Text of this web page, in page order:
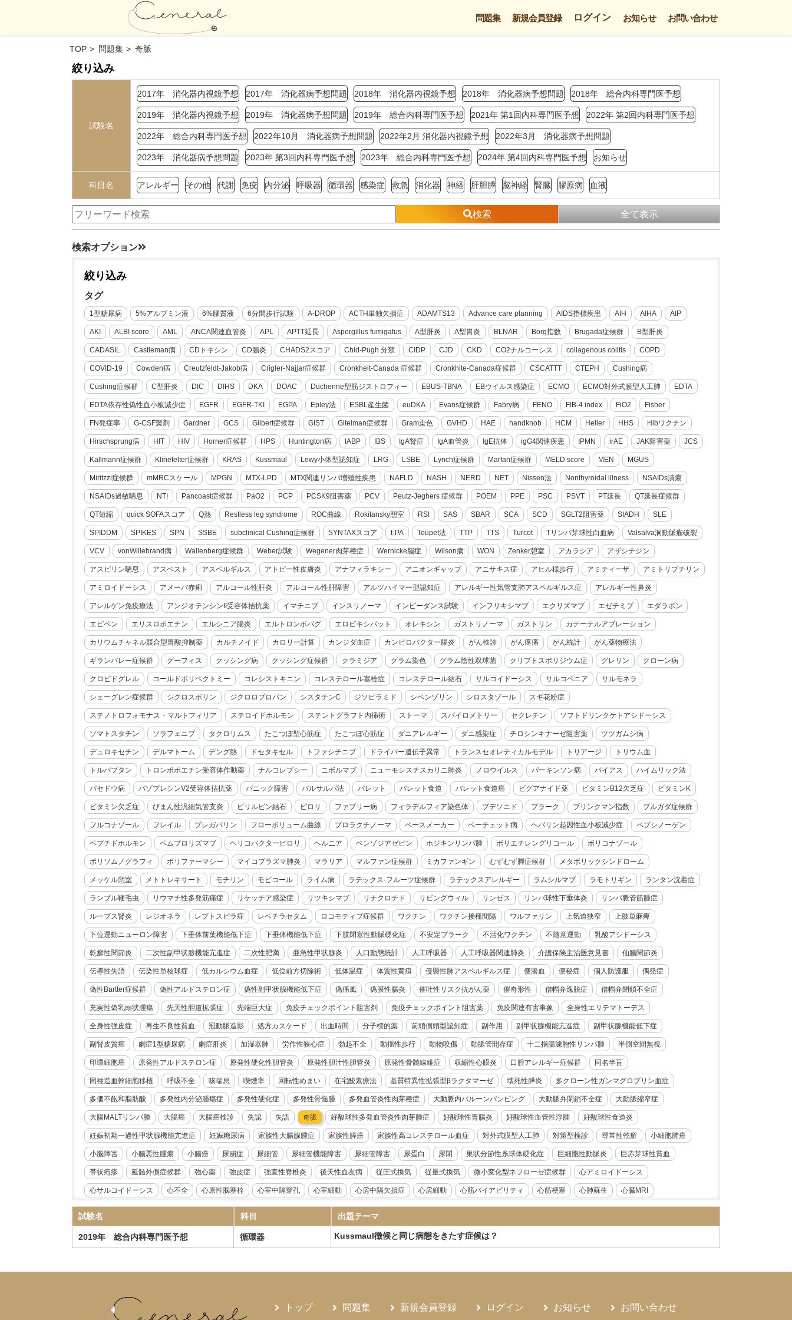
問題集 新規会員登録 ログイン お知らせ お問い合わせ
TOP 問題集 奇脈
絞り込み
試験名
2017年 消化器内視鏡予想 2017年 消化器病予想問題 2018年 消化器内視鏡予想 2018年 消化器病予想問題 2018年 総合内科専門医予想
2019年 消化器内視鏡予想 2019年 消化器病予想問題 2019年 総合内科専門医予想 2021年 第1回内科専門医予想 2022年 第2回内科専門医予想
2022年 総合内科専門医予想 2022年10月 消化器病予想問題 2022年2月 消化器内視鏡予想 2022年3月 消化器病予想問題
2023年 消化器病予想問題 2023年 第3回内科専門医予想 2023年 総合内科専門医予想 2024年 第4回内科専門医予想 お知らせ
科目名 アレルギー その他 代謝 免疫 内分泌 呼吸器 循環器 感染症 救急 消化器 神経 肝胆膵 脳神経 腎臓 膠原病 血液
検索 全て表示
検索オプション
絞り込み
タグ
1型糖尿病 5%アルブミン液 6%膠質液 6分間歩行試験 A-DROP ACTH単独欠損症 ADAMTS13 Advance care planning AIDS指標疾患 AIH AIHA AIP
AKI ALBI score AML ANCA関連血管炎 APL APTT延長 Aspergillus fumigatus A型肝炎 A型胃炎 BLNAR Borg指数 Brugada症候群 B型肝炎
CADASIL Castleman病 CDトキシン CD腸炎 CHADS2スコア Chid-Pugh 分類 CIDP CJD CKD CO2ナルコーシス collagenous colitis COPD
COVID-19 Cowden病 Creutzfeldt-Jakob病 Crigler-Najjar症候群 Cronkheit-Canada 症候群 Cronkhite-Canada症候群 CSCATTT CTEPH Cushing病
Cushing症候群 C型肝炎 DIC DIHS DKA DOAC Duchenne型筋ジストロフィー EBUS-TBNA EBウイルス感染症 ECMO ECMO対外式膜型人工肺 EDTA
EDTA依存性偽性血小板減少症 EGFR EGFR-TKI EGPA Epley法 ESBL産生菌 euDKA Evans症候群 Fabry病 FENO FIB-4 index FiO2 Fisher
FN発症率 G-CSF製剤 Gardner GCS Gilbert症候群 GIST Gitelman症候群 Gram染色 GVHD HAE handknob HCM Heller HHS Hibワクチン
Hirschsprung病 HIT HIV Horner症候群 HPS Huntington病 IABP IBS IgA腎症 IgA血管炎 IgE抗体 igG4関連疾患 IPMN irAE JAK阻害薬 JCS
Kallmann症候群 Klinefelter症候群 KRAS Kussmaul Lewy小体型認知症 LRG LSBE Lynch症候群 Marfan症候群 MELD score MEN MGUS
Miritzzi症候群 mMRCスケール MPGN MTX-LPD MTX関連リンパ増殖性疾患 NAFLD NASH NERD NET Nissen法 Nonthyroidal illness NSAIDs潰瘍
NSAIDs過敏喘息 NTI Pancoast症候群 PaO2 PCP PCSK9阻害薬 PCV Peutz-Jeghers 症候群 POEM PPE PSC PSVT PT延長 QT延長症候群
QT短縮 quick SOFAスコア Q熱 Restless leg syndrome ROC曲線 Rokitansky憩室 RSI SAS SBAR SCA SCD SGLT2阻害薬 SIADH SLE
SPIDDM SPIKES SPN SSBE subclinical Cushing症候群 SYNTAXスコア t-PA Toupet法 TTP TTS Turcot Tリンパ芽球性白血病 Valsalva洞動脈瘤破裂
VCV vonWillebrand病 Wallenberg症候群 Weber試験 Wegener肉芽種症 Wernicke脳症 Wilson病 WON Zenker憩室 アカラシア アザシチジン
アスピリン喘息 アスベスト アスペルギルス アトピー性皮膚炎 アナフィラキシー アニオンギャップ アニサキス症 アヒル様歩行 アミティーザ アミトリプチリン
アミロイドーシス アメーバ赤痢 アルコール性肝炎 アルコール性肝障害 アルツハイマー型認知症 アレルギー性気管支肺アスペルギルス症 アレルギー性鼻炎
アレルゲン免疫療法 アンジオテンシンII受容体拮抗薬 イマチニブ インスリノーマ インピーダンス試験 インフリキシマブ エクリズマブ エゼチミブ エダラボン
エピペン エリスロポエチン エルシニア腸炎 エルトロンボパグ エロビキシバット オレキシン ガストリノーマ ガストリン カテーテルアブレーション
カリウムチャネル競合型胃酸抑制薬 カルチノイド カロリー計算 カンジダ血症 カンピロバクター腸炎 がん検診 がん疼痛 がん統計 がん薬物療法
ギランバレー症候群 グーフィス クッシング病 クッシング症候群 クラミジア グラム染色 グラム陰性双球菌 クリプトスポリジウム症 グレリン クローン病
クロピドグレル コールドポリペクトミー コレシストキニン コレステロール塞栓症 コレステロール結石 サルコイドーシス サルコペニア サルモネラ
シェーグレン症候群 シクロスポリン ジクロロプロパン シスタチンC ジソピラミド シベンゾリン シロスタゾール スギ花粉症
ステノトロフォモナス・マルトフィリア ステロイドホルモン ステントグラフト内挿術 ストーマ スパイロメトリー セクレチン ソフトドリンクケトアシドーシス
ソマトスタチン ソラフェニブ タクロリムス たこつぼ型心筋症 たこつぼ心筋症 ダニアレルギー ダニ感染症 チロシンキナーゼ阻害薬 ツツガムシ病
デュロキセチン デルマトーム デング熱 ドセタキセル トファシチニブ ドライバー遺伝子異常 トランスセオレティカルモデル トリアージ トリウム血
トルバプタン トロンボポエチン受容体作動薬 ナルコレプシー ニボルマブ ニューモシスチスカリニ肺炎 ノロウイルス パーキンソン病 バイアス ハイムリック法
バセドウ病 バゾプレシンV2受容体拮抗薬 パニック障害 バルサルバ法 バレット バレット食道 バレット食道癌 ビグアナイド薬 ビタミンB12欠乏症 ビタミンK
ビタミン欠乏症 びまん性汎細気管支炎 ビリルビン結石 ピロリ ファブリー病 フィラデルフィア染色体 ブデソニド プラーク ブリンクマン指数 ブルガダ症候群
フルコナゾール フレイル プレガバリン フローボリューム曲線 プロラクチノーマ ペースメーカー ベーチェット病 ヘパリン起因性血小板減少症 ペプシノーゲン
ペプチドホルモン ペムブロリズマブ ヘリコバクターピロリ ヘルニア ベンゾジアゼピン ホジキンリンパ腫 ポリエチレングリコール ボリコナゾール
ポリソムノグラフィ ポリファーマシー マイコプラズマ肺炎 マラリア マルファン症候群 ミカファンギン むずむず脚症候群 メタボリックシンドローム
メッケル憩室 メトトレキサート モチリン モビコール ライム病 ラテックス-フルーツ症候群 ラテックスアレルギー ラムシルマブ ラモトリギン ランタン沈着症
ランブル鞭毛虫 リウマチ性多発筋痛症 リケッチア感染症 リツキシマブ リナクロチド リビングウィル リンゼス リンパ球性下垂体炎 リンパ脈管筋腫症
ループス腎炎 レジオネラ レプトスピラ症 レベチラセタム ロコモティブ症候群 ワクチン ワクチン接種間隔 ワルファリン 上気道狭窄 上肢単麻痺
下位運動ニューロン障害 下垂体前葉機能低下症 下垂体機能低下症 下肢閉塞性動脈硬化症 不安定プラーク 不活化ワクチン 不随意運動 乳酸アシドーシス
乾癬性関節炎 二次性副甲状腺機能亢進症 二次性肥満 亜急性甲状腺炎 人口動態統計 人工呼吸器 人工呼吸器関連肺炎 介護保険主治医意見書 仙腸関節炎
伝導性失語 伝染性単核球症 低カルシウム血症 低位前方切除術 低体温症 体質性黄疸 侵襲性肺アスペルギルス症 便潜血 便秘症 個人防護服 偶発症
偽性Bartter症候群 偽性アルドステロン症 偽性副甲状腺機能低下症 偽痛風 偽膜性腸炎 催吐性リスク抗がん薬 催奇形性 僧帽弁逸脱症 僧帽弁閉鎖不全症
充実性偽乳頭状腫瘍 先天性胆道拡張症 先端巨大症 免疫チェックポイント阻害剤 免疫チェックポイント阻害薬 免疫関連有害事象 全身性エリテマトーデス
全身性強皮症 再生不良性貧血 冠動脈造影 処方カスケード 出血時間 分子標的薬 前頭側頭型認知症 副作用 副甲状腺機能亢進症 副甲状腺機能低下症
副腎皮質癌 劇症1型糖尿病 劇症肝炎 加湿器肺 労作性狭心症 勃起不全 動揺性歩行 動物咬傷 動脈管開存症 十二指腸濾胞性リンパ腫 半側空間無視
印環細胞癌 原発性アルドステロン症 原発性硬化性胆管炎 原発性胆汁性胆管炎 原発性骨髄線維症 収縮性心膜炎 口腔アレルギー症候群​​ 同名半盲
同種造血幹細胞移植 呼吸不全 咳喘息 喫煙率 回転性めまい 在宅酸素療法 基質特異性拡張型βラクタマーゼ 壊死性膵炎 多クローン性ガンマグロブリン血症
多価不飽和脂肪酸 多発性内分泌腫瘍症 多発性硬化症 多発性骨髄腫 多発血管炎性肉芽種症 大動脈内バルーンパンピング 大動脈弁閉鎖不全症 大動脈縮窄症
大腸MALTリンパ腫 大腸癌 大腸癌検診 失認 失語 奇脈 好酸球性多発血管炎性肉芽腫症 好酸球性胃腸炎 好酸球性血管性浮腫 好酸球性食道炎
妊娠初期一過性甲状腺機能亢進症 妊娠糖尿病 家族性大腸腺腫症 家族性膵癌 家族性高コレステロール血症 対外式膜型人工肺 対策型検診 尋常性乾癬 小細胞肺癌
小脳障害 小腸悪性腫瘍 小腸癌 尿崩症 尿細管 尿細管機能障害 尿細管障害 尿蛋白 尿閉 巣状分節性糸球体硬化症 巨細胞性動脈炎 巨赤芽球性貧血
帯状疱疹 延髄外側症候群 強心薬 強皮症 強直性脊椎炎 後天性血友病 従圧式換気 従量式換気 微小変化型ネフローゼ症候群 心アミロイドーシス
心サルコイドーシス 心不全 心原性脳塞栓 心室中隔穿孔 心室細動 心房中隔欠損症 心房細動 心筋バイアビリティ 心筋梗塞 心肺蘇生 心臓MRI
心臓リハビリテーション 心臓冠動脈CT 心臓超音波検査 急性リンパ性白血病 急性上腸管脈動脈閉塞症 急性前立腺炎 急性前骨髄性白血病 急性大動脈解離
急性好酸球性肺炎 急性心筋炎 急性心膜炎 急性溶血性輸血副作用 急性肝不全 急性胆嚢炎 急性胆管炎 急性腎盂腎炎 急性腎障害 急性膵炎 急性虫垂炎
抗IL-6受容体抗体
指定難病 播種性帯状疱疹 播種性血管内凝固症候群
試験名 科目 出題テーマ
2019年 総合内科専門医予想 循環器 Kussmaul徴候と同じ病態をきたす症候は？
トップ 問題集 新規会員登録 ログイン お知らせ お問い合わせ